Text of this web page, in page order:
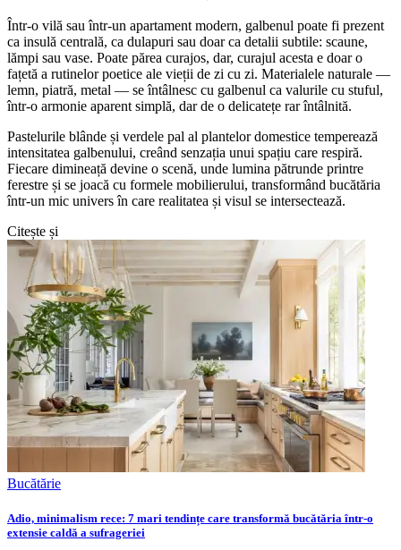
Într-o vilă sau într-un apartament modern, galbenul poate fi prezent
ca insulă centrală, ca dulapuri sau doar ca detalii subtile: scaune,
lămpi sau vase. Poate părea curajos, dar, curajul acesta e doar o
fațetă a rutinelor poetice ale vieții de zi cu zi. Materialele naturale —
lemn, piatră, metal — se întâlnesc cu galbenul ca valurile cu stuful,
într-o armonie aparent simplă, dar de o delicatețe rar întâlnită.
Pastelurile blânde și verdele pal al plantelor domestice temperează
intensitatea galbenului, creând senzația unui spațiu care respiră.
Fiecare dimineață devine o scenă, unde lumina pătrunde printre
ferestre și se joacă cu formele mobilierului, transformând bucătăria
într-un mic univers în care realitatea și visul se intersectează.
Citește și
Bucătărie
Adio, minimalism rece: 7 mari tendințe care transformă bucătăria într-o
extensie caldă a sufrageriei